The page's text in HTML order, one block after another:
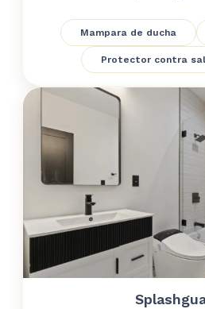
Mampara de ducha
Protector contra